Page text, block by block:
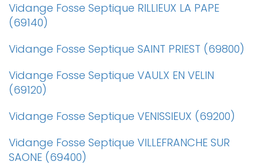
Vidange Fosse Septique RILLIEUX LA PAPE
(69140)
Vidange Fosse Septique SAINT PRIEST (69800)
Vidange Fosse Septique VAULX EN VELIN
(69120)
Vidange Fosse Septique VENISSIEUX (69200)
Vidange Fosse Septique VILLEFRANCHE SUR
SAONE (69400)